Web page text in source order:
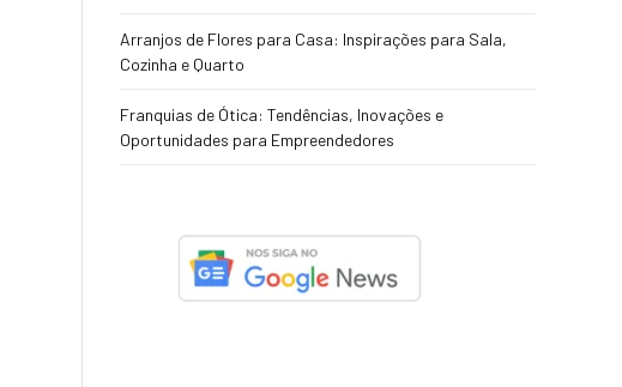
Arranjos de Flores para Casa: Inspirações para Sala,
Cozinha e Quarto
Franquias de Ótica: Tendências, Inovações e
Oportunidades para Empreendedores